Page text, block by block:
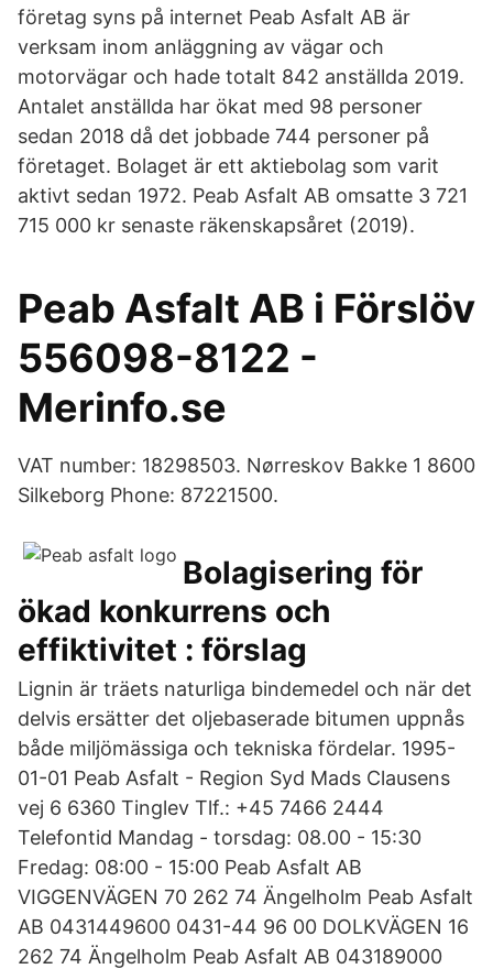
företag syns på internet Peab Asfalt AB är
verksam inom anläggning av vägar och
motorvägar och hade totalt 842 anställda 2019.
Antalet anställda har ökat med 98 personer
sedan 2018 då det jobbade 744 personer på
företaget. Bolaget är ett aktiebolag som varit
aktivt sedan 1972. Peab Asfalt AB omsatte 3 721
715 000 kr senaste räkenskapsåret (2019).
Peab Asfalt AB i Förslöv
556098-8122 -
Merinfo.se
VAT number: 18298503. Nørreskov Bakke 1 8600
Silkeborg Phone: 87221500.
Bolagisering för
ökad konkurrens och
effiktivitet : förslag
Lignin är träets naturliga bindemedel och när det
delvis ersätter det oljebaserade bitumen uppnås
både miljömässiga och tekniska fördelar. 1995-
01-01 Peab Asfalt - Region Syd Mads Clausens
vej 6 6360 Tinglev Tlf.: +45 7466 2444
Telefontid Mandag - torsdag: 08.00 - 15:30
Fredag: 08:00 - 15:00 Peab Asfalt AB
VIGGENVÄGEN 70 262 74 Ängelholm Peab Asfalt
AB 0431449600 0431-44 96 00 DOLKVÄGEN 16
262 74 Ängelholm Peab Asfalt AB 043189000